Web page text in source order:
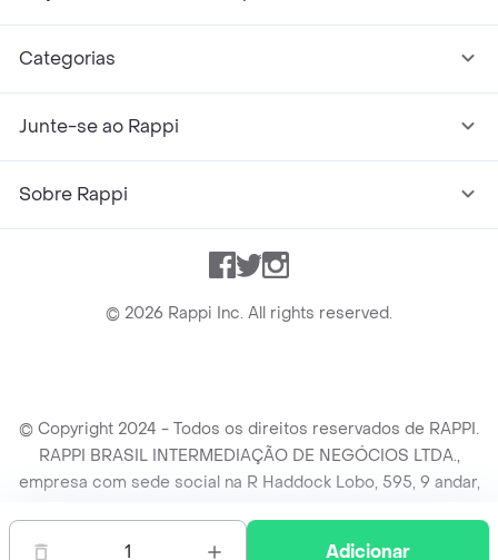
1 Adicionar
Categorias
Junte-se ao Rappi
Sobre Rappi
Facebook
TwitterInstagram
© 2026 Rappi Inc. All rights reserved.
© Copyright 2024 - Todos os direitos reservados de RAPPI.
RAPPI BRASIL INTERMEDIAÇÃO DE NEGÓCIOS LTDA.,
empresa com sede social na R Haddock Lobo, 595, 9 andar,